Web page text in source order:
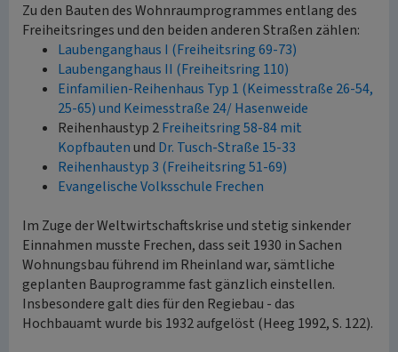
Zu den Bauten des Wohnraumprogrammes entlang des
Freiheitsringes und den beiden anderen Straßen zählen:
Laubenganghaus I (Freiheitsring 69-73)
Laubenganghaus II (Freiheitsring 110)
Einfamilien-Reihenhaus Typ 1 (Keimesstraße 26-54,
25-65) und Keimesstraße 24/ Hasenweide
Reihenhaustyp 2Freiheitsring 58-84 mit
Kopfbautenund Dr. Tusch-Straße 15-33
Reihenhaustyp 3 (Freiheitsring 51-69)
Evangelische Volksschule Frechen
Im Zuge der Weltwirtschaftskrise und stetig sinkender
Einnahmen musste Frechen, dass seit 1930 in Sachen
Wohnungsbau führend im Rheinland war, sämtliche
geplanten Bauprogramme fast gänzlich einstellen.
Insbesondere galt dies für den Regiebau - das
Hochbauamt wurde bis 1932 aufgelöst (Heeg 1992, S. 122).